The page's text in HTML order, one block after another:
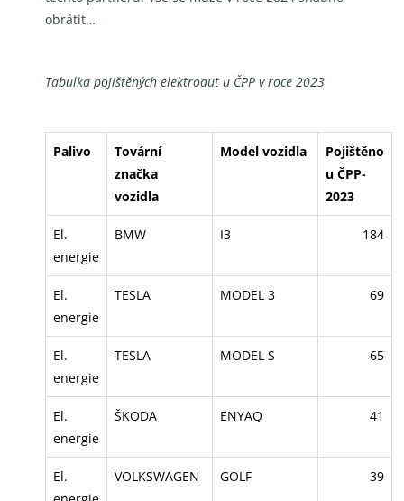
obrátit…
Tabulka pojištěných elektroaut u ČPP v roce 2023
Palivo
Tovární
značka
vozidla
Model vozidla
Pojištěno
u ČPP-
2023
El.
energie
BMW I3 184
El.
energie
TESLA MODEL 3 69
El.
energie
TESLA MODEL S 65
El.
energie
ŠKODA ENYAQ 41
El.
VOLKSWAGEN GOLF 39